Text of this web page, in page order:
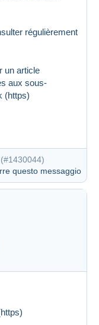
régulièrement
un article
aux sous-
(https)
#1430044)
questo messaggio